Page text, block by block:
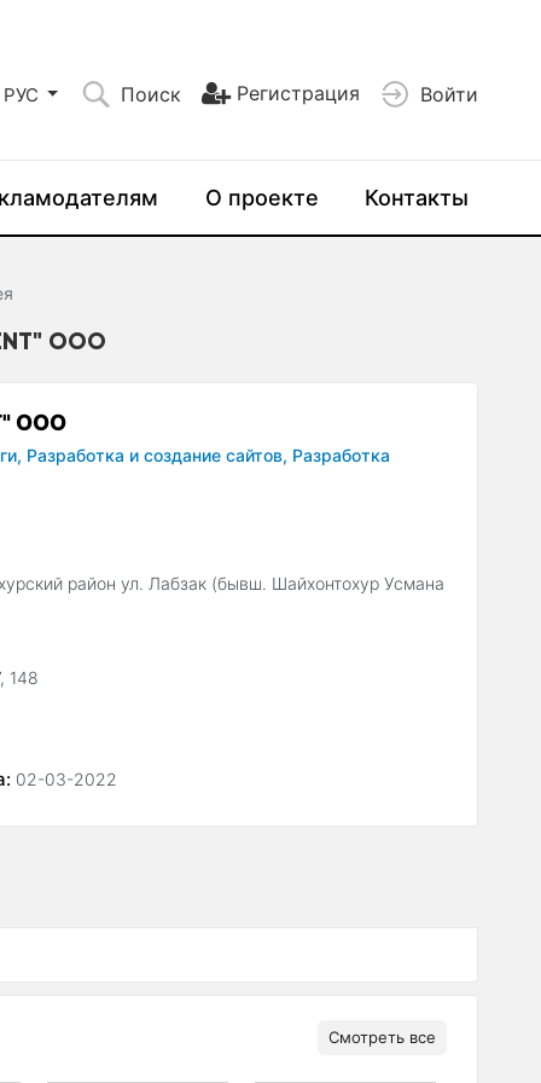
РУС Поиск Регистрация Войти
О проекте Контакты
ООО
ООО
Разработка и создание сайтов, Разработка
район ул. Лабзак (бывш. Шайхонтохур Усмана
148
02-03-2022
Смотреть все